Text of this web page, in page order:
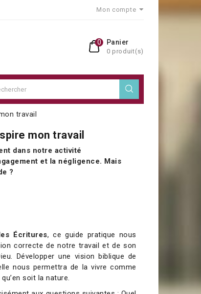
Mon compte
Panier
0 produit(s)
0
travail
mon travail
dans notre activité
et la négligence. Mais
?
Écritures, ce guide pratique nous
correcte de notre travail et de son
Développer une vision biblique de
nous permettra de la vivre comme
soit la nature.